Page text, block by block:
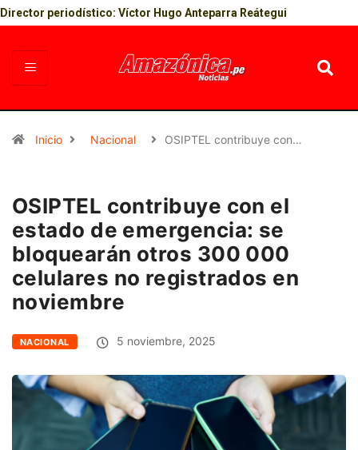
Director periodístico: Víctor Hugo Anteparra Reátegui
Inicio Nacional OSIPTEL contribuye con…
OSIPTEL contribuye con el
estado de emergencia: se
bloquearán otros 300 000
celulares no registrados en
noviembre
NACIONAL 5 noviembre, 2025